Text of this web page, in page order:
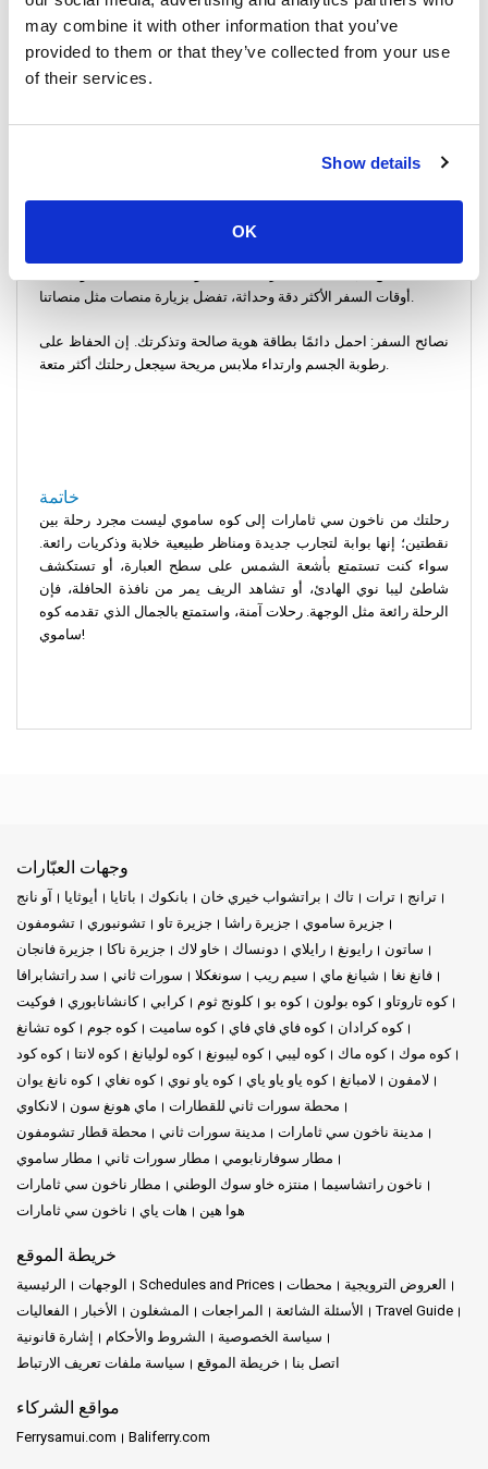
may combine it with other information that you’ve
provided to them or that they’ve collected from your use
of their services.
Show details
OK
أو مقدمًا من خلال منصات موثوقة عبر الإنترنت.
تعليمات تسجيل الوصول
تأكد من بداية رحلتك خالية من المتاعب من خلال الوصول قبل 30 دقيقة
نصائح السفر: احمل دائمًا بطاقة هوية صالحة وتذكرتك. إن الحفاظ على
خاتمة
رحلتك من ناخون سي ثامارات إلى كوه ساموي ليست مجرد رحلة بين
نقطتين؛ إنها بوابة لتجارب جديدة ومناظر طبيعية خلابة وذكريات رائعة.
سواء كنت تستمتع بأشعة الشمس على سطح العبارة، أو تستكشف
شاطئ ليبا نوي الهادئ، أو تشاهد الريف يمر من نافذة الحافلة، فإن
الرحلة رائعة مثل الوجهة. رحلات آمنة، واستمتع بالجمال الذي تقدمه كوه
ساموي!
وجهات العبّارات
آو نانج أيوثايا باتايا بانكوك براتشواب خيري خان تاك ترات
ترانج
تشومفون
تشونبوري جزيرة تاو جزيرة راشا
جزيرة ساموي
جزيرة فانجان
جزيرة ناكا خاو لاك دونساك رايلاي رايونغ
ساتون
سد راتشابرافا
سورات ثاني سونغكلا سيم ريب شيانغ ماي
فانغ نغا
فوكيت
كانشانابوري كرابي كلونج ثوم كوه بو كوه بولون
كوه تاروتاو
كوه تشانغ
كوه جوم كوه ساميت كوه فاي فاي فاي
كوه كرادان
كوه كود
كوه لانتا كوه لوليانغ كوه ليبونغ كوه ليبي كوه ماك
كوه موك
كوه نانغ يوان
كوه نغاي كوه ياو نوي كوه ياو ياو ياي لامبانغ
لامفون
لانكاوي
ماي هونغ سون
محطة سورات ثاني للقطارات
محطة قطار تشومفون
مدينة سورات ثاني
مدينة ناخون سي ثامارات
مطار ساموي
مطار سورات ثاني
مطار سوفارنابومي
مطار ناخون سي ثامارات
منتزه خاو سوك الوطني
ناخون راتشاسيما
ناخون سي ثامارات
هات ياي هوا هين
خريطة الموقع
الرئيسية الوجهات Schedules and Prices محطات
العروض الترويجية
الفعاليات
الأخبار المشغلون المراجعات الأسئلة الشائعة
Travel Guide
إشارة قانونية
الشروط والأحكام
سياسة الخصوصية
سياسة ملفات تعريف الارتباط
خريطة الموقع اتصل بنا
مواقع الشركاء
Ferrysamui.com Baliferry.com